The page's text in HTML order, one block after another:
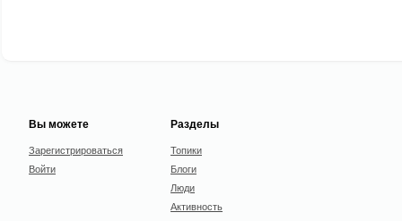
Вы можете
Зарегистрироваться
Войти
Разделы
Топики
Блоги
Люди
Активность